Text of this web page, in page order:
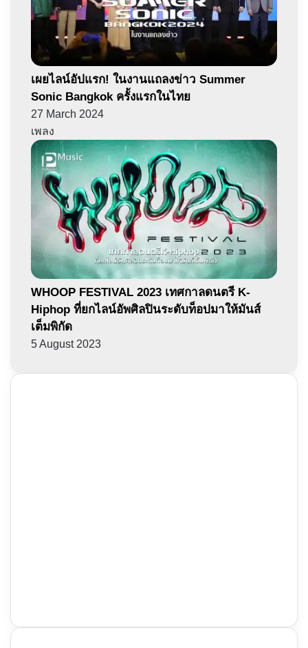
เผยไลน์อัปแรก! ในงานแถลงข่าว Summer
Sonic Bangkok ครั้งแรกในไทย
27 March 2024
เพลง
WHOOP FESTIVAL 2023 เทศกาลดนตรี K-
Hiphop ที่ยกไลน์อัพศิลปินระดับท็อปมาให้มันส์
เต็มพิกัด
5 August 2023